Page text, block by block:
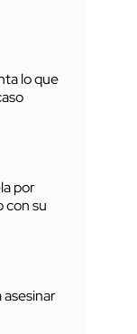
lo que
por
con su
asesinar